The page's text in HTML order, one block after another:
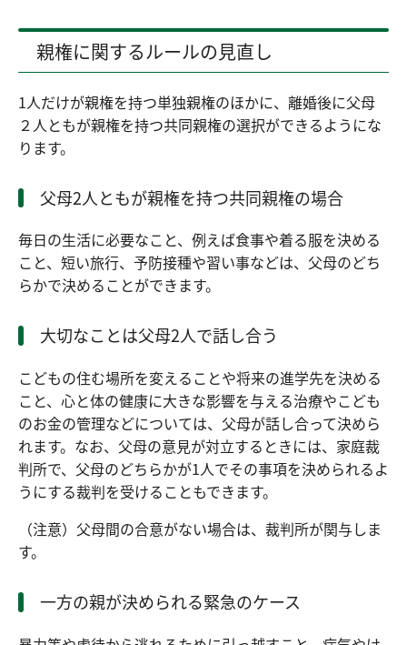
親権に関するルールの見直し
1人だけが親権を持つ単独親権のほかに、離婚後に父母
２人ともが親権を持つ共同親権の選択ができるようにな
ります。
父母2人ともが親権を持つ共同親権の場合
毎日の生活に必要なこと、例えば食事や着る服を決める
こと、短い旅行、予防接種や習い事などは、父母のどち
らかで決めることができます。
大切なことは父母2人で話し合う
こどもの住む場所を変えることや将来の進学先を決める
こと、心と体の健康に大きな影響を与える治療やこども
のお金の管理などについては、父母が話し合って決めら
れます。なお、父母の意見が対立するときには、家庭裁
判所で、父母のどちらかが1人でその事項を決められるよ
うにする裁判を受けることもできます。
（注意）父母間の合意がない場合は、裁判所が関与しま
す。
一方の親が決められる緊急のケース